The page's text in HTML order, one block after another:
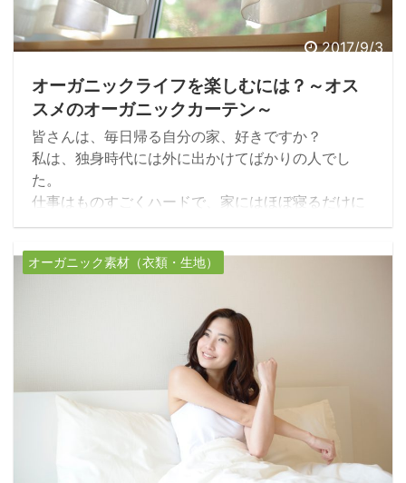
2017/9/3
オーガニックライフを楽しむには？～オス
スメのオーガニックカーテン～
皆さんは、毎日帰る自分の家、好きですか？
私は、独身時代には外に出かけてばかりの人でし
た。
仕事はものすごくハードで、家にはほぼ寝るだけに
帰っていたような気がします。
らかるし汚れるんですよね。
ど、居心地良い空間には程遠かった記憶がありま
オーガニック素材（衣類・生地）